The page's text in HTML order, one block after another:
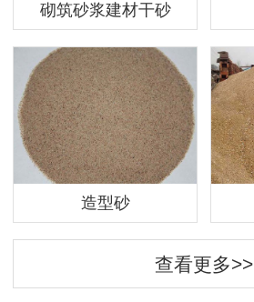
砌筑砂浆建材干砂
造型砂
查看更多>>